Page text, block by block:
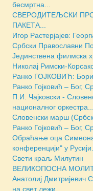
бесмртна...
СВЕРОДИТЕЉСКИ
ПАКЕТА...
Игор Растерјајев:
Србски Православни
Jединствена филмска
Николај Римски-
Ранко ГОЈКОВИЋ:
Ранко Гојковић – Бог,
П.И. Чајковски -
националног оркестра...
Словенски марш
Ранко Гојковић – Бог,
Обраћање оца Симеона
конференцији" у
Свети краљ Милутин
ВЕЛИКОПОСНА
Анатолиј Дмитријевич
на свет лежи ...